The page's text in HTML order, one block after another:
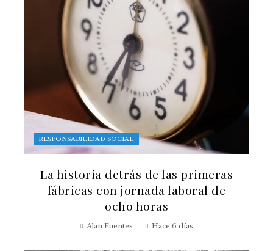
RESPONSABILIDAD SOCIAL
La historia detrás de las primeras
fábricas con jornada laboral de
ocho horas
Alan Fuentes Hace 6 días